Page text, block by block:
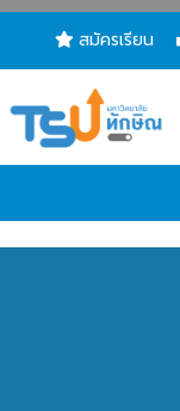
สมัครเรียน